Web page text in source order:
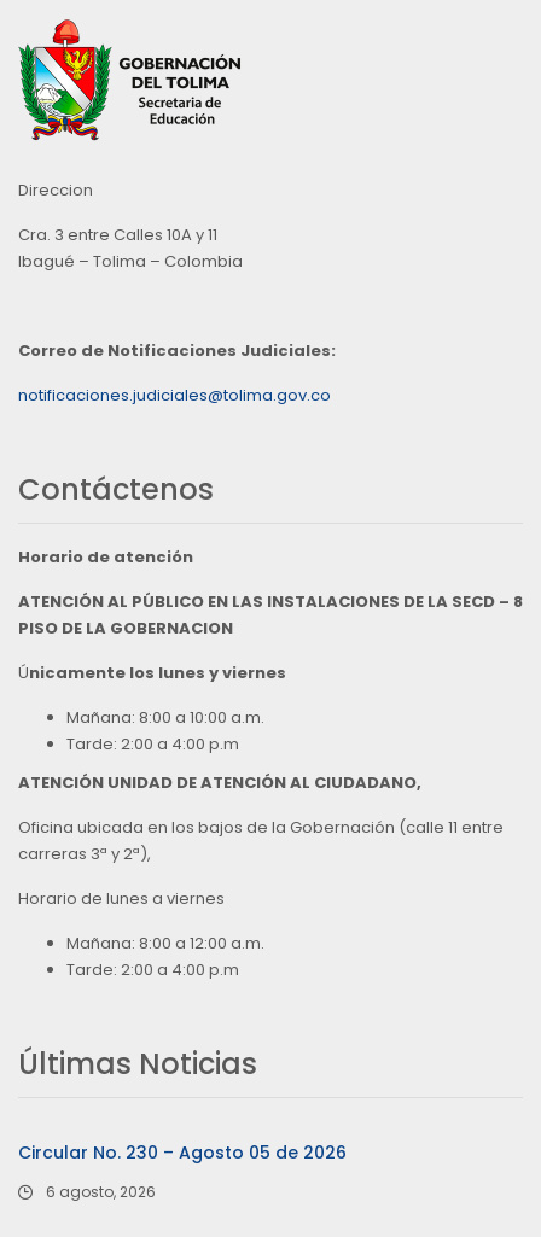
Direccion
Cra. 3 entre Calles 10A y 11
Ibagué – Tolima – Colombia
Correo de Notificaciones Judiciales:
notificaciones.judiciales@tolima.gov.co
Contáctenos
Horario de atención
ATENCIÓN AL PÚBLICO EN LAS INSTALACIONES DE LA SECD – 8
PISO DE LA GOBERNACION
Únicamente los lunes y viernes
Mañana: 8:00 a 10:00 a.m.
Tarde: 2:00 a 4:00 p.m
ATENCIÓN UNIDAD DE ATENCIÓN AL CIUDADANO,
Oficina ubicada en los bajos de la Gobernación (calle 11 entre
carreras 3ª y 2ª),
Horario de lunes a viernes
Mañana: 8:00 a 12:00 a.m.
Tarde: 2:00 a 4:00 p.m
Últimas Noticias
Circular No. 230 – Agosto 05 de 2026
6 agosto, 2026